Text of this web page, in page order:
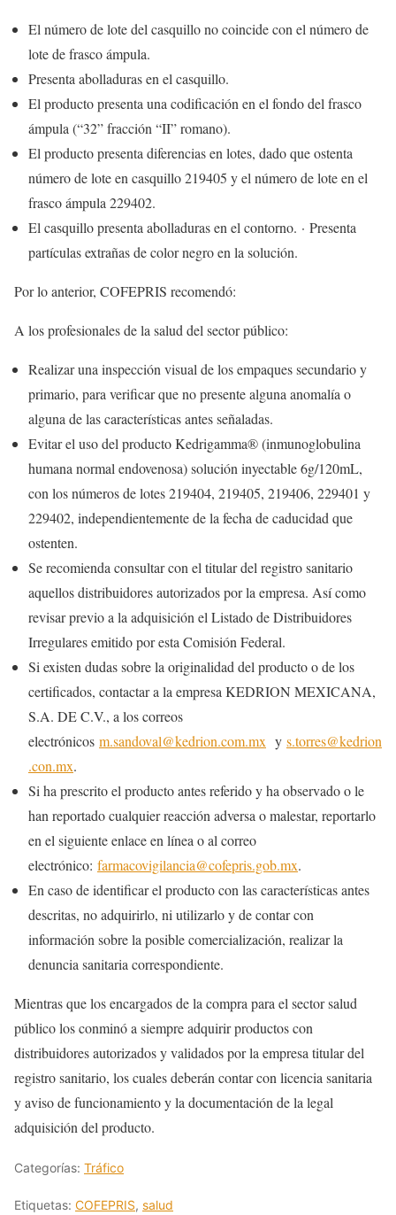
El número de lote del casquillo no coincide con el número de
lote de frasco ámpula.
Presenta abolladuras en el casquillo.
El producto presenta una codificación en el fondo del frasco
ámpula (“32” fracción “II” romano).
El producto presenta diferencias en lotes, dado que ostenta
número de lote en casquillo 219405 y el número de lote en el
frasco ámpula 229402.
El casquillo presenta abolladuras en el contorno. · Presenta
partículas extrañas de color negro en la solución.
Por lo anterior, COFEPRIS recomendó:
A los profesionales de la salud del sector público:
Realizar una inspección visual de los empaques secundario y
primario, para verificar que no presente alguna anomalía o
alguna de las características antes señaladas.
Evitar el uso del producto Kedrigamma® (inmunoglobulina
humana normal endovenosa) solución inyectable 6g/120mL,
con los números de lotes 219404, 219405, 219406, 229401 y
229402, independientemente de la fecha de caducidad que
ostenten.
Se recomienda consultar con el titular del registro sanitario
aquellos distribuidores autorizados por la empresa. Así como
revisar previo a la adquisición el Listado de Distribuidores
Irregulares emitido por esta Comisión Federal.
Si existen dudas sobre la originalidad del producto o de los
certificados, contactar a la empresa KEDRION MEXICANA,
S.A. DE C.V., a los correos
electrónicos m.sandoval@kedrion.com.mx y s.torres@kedrion
.con.mx.
Si ha prescrito el producto antes referido y ha observado o le
han reportado cualquier reacción adversa o malestar, reportarlo
en el siguiente enlace en línea o al correo
electrónico: farmacovigilancia@cofepris.gob.mx.
En caso de identificar el producto con las características antes
descritas, no adquirirlo, ni utilizarlo y de contar con
información sobre la posible comercialización, realizar la
denuncia sanitaria correspondiente.
Mientras que los encargados de la compra para el sector salud
público los conminó a siempre adquirir productos con
distribuidores autorizados y validados por la empresa titular del
registro sanitario, los cuales deberán contar con licencia sanitaria
y aviso de funcionamiento y la documentación de la legal
adquisición del producto.
Categorías: Tráfico
Etiquetas: COFEPRIS, salud